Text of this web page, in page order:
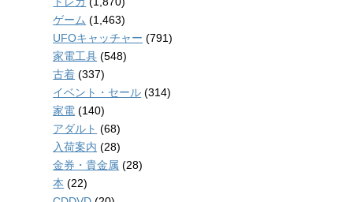
ゲーム (1,463)
UFOキャッチャー (791)
家電工具 (548)
古着 (337)
イベント・セール (314)
家電 (140)
アダルト (68)
入荷案内 (28)
金券・貴金属 (28)
本 (22)